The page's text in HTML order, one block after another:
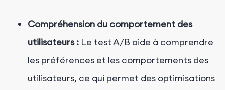
Compréhension du comportement des
utilisateurs : Le test A/B aide à comprendre
les préférences et les comportements des
utilisateurs, ce qui permet des optimisations